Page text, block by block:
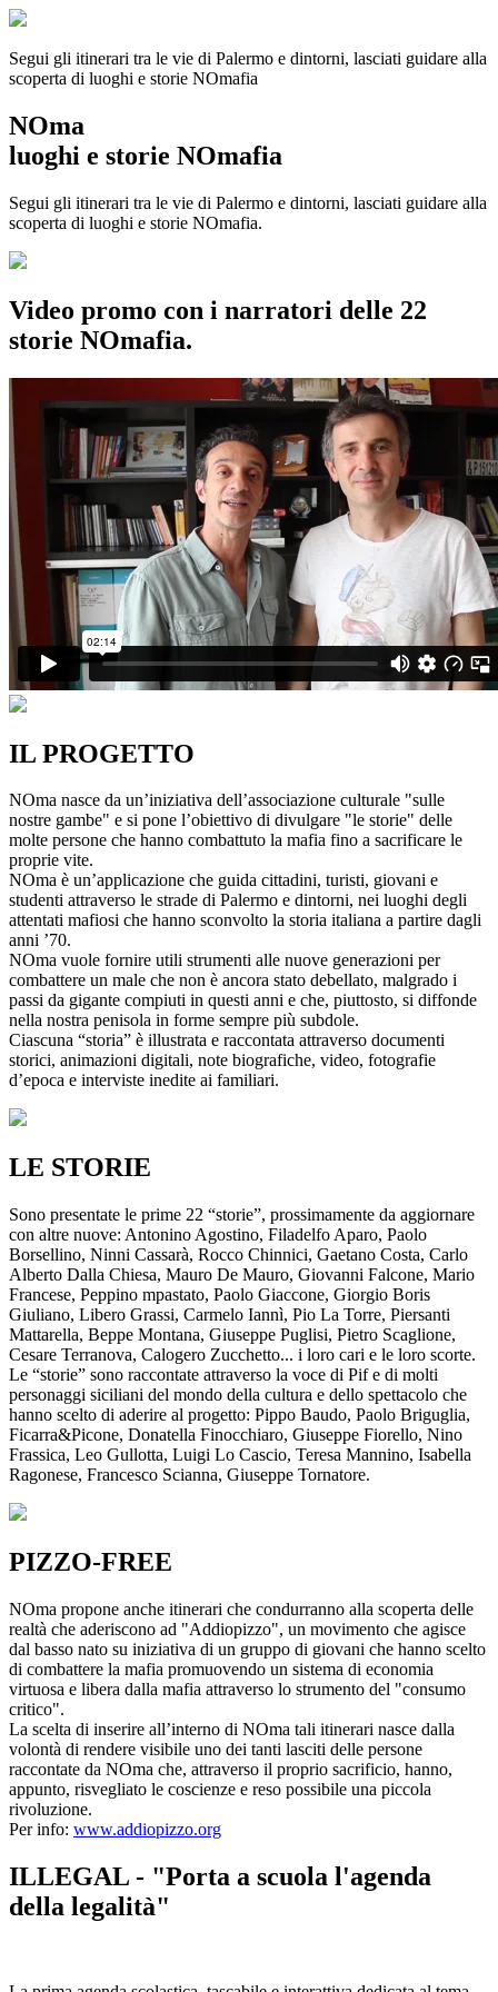
Segui gli itinerari tra le vie di Palermo e dintorni, lasciati guidare alla
scoperta di luoghi e storie NOmafia
NOma
luoghi e storie NOmafia
Segui gli itinerari tra le vie di Palermo e dintorni, lasciati guidare alla
scoperta di luoghi e storie NOmafia.
Video promo con i narratori delle 22
storie NOmafia.
IL PROGETTO
NOma nasce da un’iniziativa dell’associazione culturale "sulle
nostre gambe" e si pone l’obiettivo di divulgare "le storie" delle
molte persone che hanno combattuto la mafia fino a sacrificare le
proprie vite.
NOma è un’applicazione che guida cittadini, turisti, giovani e
studenti attraverso le strade di Palermo e dintorni, nei luoghi degli
attentati mafiosi che hanno sconvolto la storia italiana a partire dagli
anni ’70.
NOma vuole fornire utili strumenti alle nuove generazioni per
combattere un male che non è ancora stato debellato, malgrado i
passi da gigante compiuti in questi anni e che, piuttosto, si diffonde
nella nostra penisola in forme sempre più subdole.
Ciascuna “storia” è illustrata e raccontata attraverso documenti
storici, animazioni digitali, note biografiche, video, fotografie
d’epoca e interviste inedite ai familiari.
LE STORIE
Sono presentate le prime 22 “storie”, prossimamente da aggiornare
con altre nuove: Antonino Agostino, Filadelfo Aparo, Paolo
Borsellino, Ninni Cassarà, Rocco Chinnici, Gaetano Costa, Carlo
Alberto Dalla Chiesa, Mauro De Mauro, Giovanni Falcone, Mario
Francese, Peppino mpastato, Paolo Giaccone, Giorgio Boris
Giuliano, Libero Grassi, Carmelo Iannì, Pio La Torre, Piersanti
Mattarella, Beppe Montana, Giuseppe Puglisi, Pietro Scaglione,
Cesare Terranova, Calogero Zucchetto... i loro cari e le loro scorte.
Le “storie” sono raccontate attraverso la voce di Pif e di molti
personaggi siciliani del mondo della cultura e dello spettacolo che
hanno scelto di aderire al progetto: Pippo Baudo, Paolo Briguglia,
Ficarra&Picone, Donatella Finocchiaro, Giuseppe Fiorello, Nino
Frassica, Leo Gullotta, Luigi Lo Cascio, Teresa Mannino, Isabella
Ragonese, Francesco Scianna, Giuseppe Tornatore.
PIZZO-FREE
NOma propone anche itinerari che condurranno alla scoperta delle
realtà che aderiscono ad "Addiopizzo", un movimento che agisce
dal basso nato su iniziativa di un gruppo di giovani che hanno scelto
di combattere la mafia promuovendo un sistema di economia
virtuosa e libera dalla mafia attraverso lo strumento del "consumo
critico".
La scelta di inserire all’interno di NOma tali itinerari nasce dalla
volontà di rendere visibile uno dei tanti lasciti delle persone
raccontate da NOma che, attraverso il proprio sacrificio, hanno,
appunto, risvegliato le coscienze e reso possibile una piccola
rivoluzione.
Per info: www.addiopizzo.org
ILLEGAL - "Porta a scuola l'agenda
della legalità"